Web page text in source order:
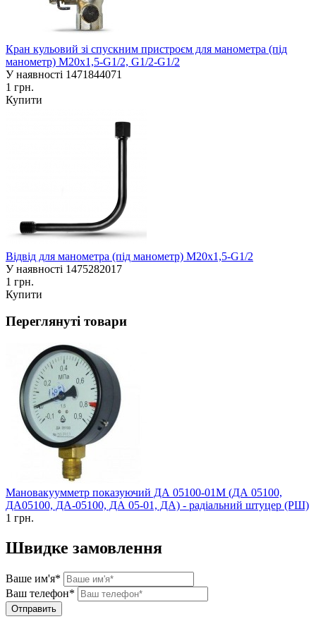
Кран кульовий зі спускним пристроєм для манометра (під
манометр) М20х1,5-G1/2, G1/2-G1/2
У наявності 1471844071
1 грн.
Купити
Відвід для манометра (під манометр) М20х1,5-G1/2
У наявності 1475282017
1 грн.
Купити
Переглянуті товари
Мановакуумметр показуючий ДА 05100-01М (ДА 05100,
ДА05100, ДА-05100, ДА 05-01, ДА) - радіальний штуцер (РШ)
1 грн.
Швидке замовлення
Ваше им'я*
Ваш телефон*